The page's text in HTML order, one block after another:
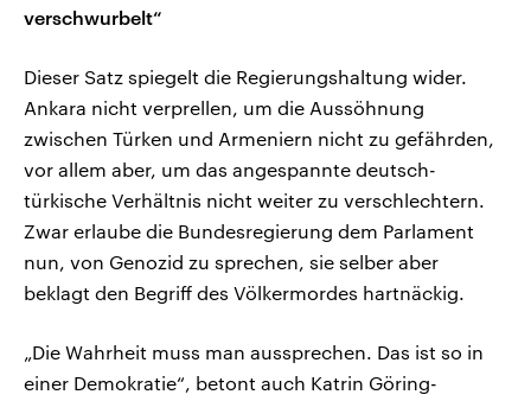
verschwurbelt“
Dieser Satz spiegelt die Regierungshaltung wider.
Ankara nicht verprellen, um die Aussöhnung
zwischen Türken und Armeniern nicht zu gefährden,
vor allem aber, um das angespannte deutsch-
türkische Verhältnis nicht weiter zu verschlechtern.
Zwar erlaube die Bundesregierung dem Parlament
nun, von Genozid zu sprechen, sie selber aber
beklagt den Begriff des Völkermordes hartnäckig.
„Die Wahrheit muss man aussprechen. Das ist so in
einer Demokratie“, betont auch Katrin Göring-